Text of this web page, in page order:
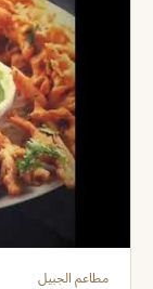
مطاعم الجبيل